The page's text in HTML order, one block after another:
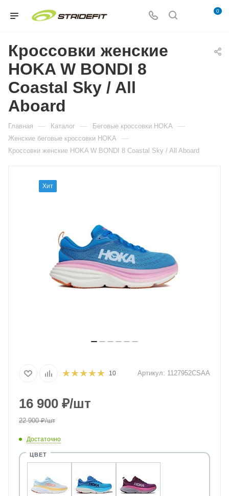
0
Кроссовки женские
HOKA W BONDI 8
Coastal Sky / All
Aboard
Главная — Каталог — Беговые кроссовки HOKA —
Женские беговые кроссовки HOKA —
Кроссовки женские HOKA W BONDI 8 Coastal Sky / All Aboard
Хит
10 Артикул: 1127952CSAA
16 900 ₽/шт
22 900₽/шт
Достаточно